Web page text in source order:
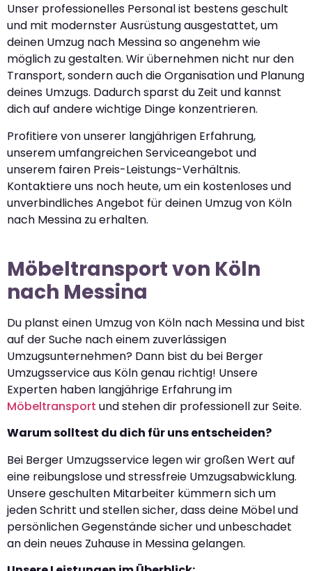
Unser professionelles Personal ist bestens geschult
und mit modernster Ausrüstung ausgestattet, um
deinen Umzug nach Messina so angenehm wie
möglich zu gestalten. Wir übernehmen nicht nur den
Transport, sondern auch die Organisation und Planung
deines Umzugs. Dadurch sparst du Zeit und kannst
dich auf andere wichtige Dinge konzentrieren.
Profitiere von unserer langjährigen Erfahrung,
unserem umfangreichen Serviceangebot und
unserem fairen Preis-Leistungs-Verhältnis.
Kontaktiere uns noch heute, um ein kostenloses und
unverbindliches Angebot für deinen Umzug von Köln
nach Messina zu erhalten.
Möbeltransport von Köln
nach Messina
Du planst einen Umzug von Köln nach Messina und bist
auf der Suche nach einem zuverlässigen
Umzugsunternehmen? Dann bist du bei Berger
Umzugsservice aus Köln genau richtig! Unsere
Experten haben langjährige Erfahrung im
Möbeltransport und stehen dir professionell zur Seite.
Warum solltest du dich für uns entscheiden?
Bei Berger Umzugsservice legen wir großen Wert auf
eine reibungslose und stressfreie Umzugsabwicklung.
Unsere geschulten Mitarbeiter kümmern sich um
jeden Schritt und stellen sicher, dass deine Möbel und
persönlichen Gegenstände sicher und unbeschadet
an dein neues Zuhause in Messina gelangen.